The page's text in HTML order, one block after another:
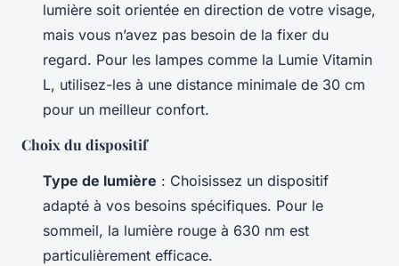
lumière soit orientée en direction de votre visage,
mais vous n’avez pas besoin de la fixer du
regard. Pour les lampes comme la Lumie Vitamin
L, utilisez-les à une distance minimale de 30 cm
pour un meilleur confort.
Choix du dispositif
Type de lumière : Choisissez un dispositif
adapté à vos besoins spécifiques. Pour le
sommeil, la lumière rouge à 630 nm est
particulièrement efficace.